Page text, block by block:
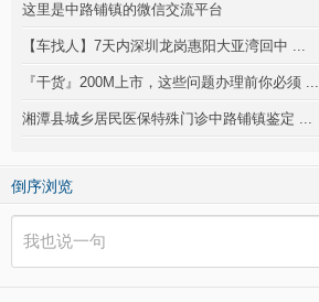
这里是中路铺镇的微信交流平台
【车找人】7天内深圳龙岗惠阳大亚湾回中 ...
『干货』200M上市，这些问题办理前你必须 ...
湘潭县城乡居民医保特殊门诊中路铺镇鉴定 ...
倒序浏览